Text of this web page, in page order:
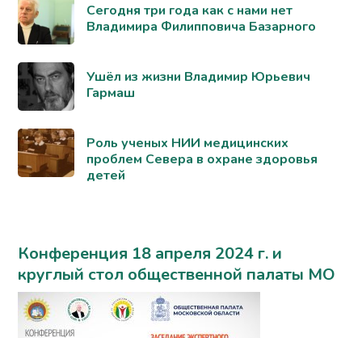
Сегодня три года как с нами нет
Владимира Филипповича Базарного
Ушёл из жизни Владимир Юрьевич
Гармаш
Роль ученых НИИ медицинских
проблем Севера в охране здоровья
детей
Конференция 18 апреля 2024 г. и
круглый стол общественной палаты МО